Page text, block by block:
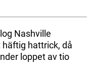
Nashville
hattrick, då
loppet av tio